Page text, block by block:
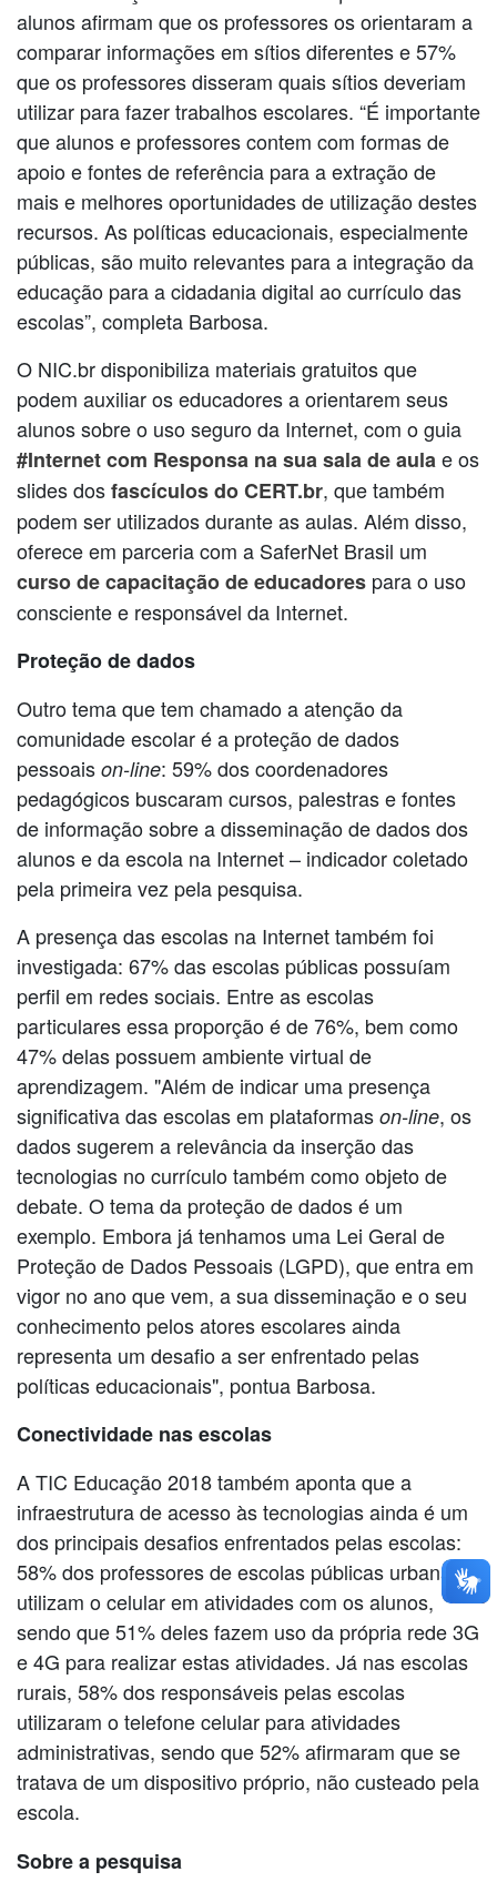
alunos afirmam que os professores os orientaram a
comparar informações em sítios diferentes e 57%
que os professores disseram quais sítios deveriam
utilizar para fazer trabalhos escolares. “É importante
que alunos e professores contem com formas de
apoio e fontes de referência para a extração de
mais e melhores oportunidades de utilização destes
recursos. As políticas educacionais, especialmente
públicas, são muito relevantes para a integração da
educação para a cidadania digital ao currículo das
escolas”, completa Barbosa.
O NIC.br disponibiliza materiais gratuitos que
podem auxiliar os educadores a orientarem seus
alunos sobre o uso seguro da Internet, com o guia
#Internet com Responsa na sua sala de aulae os
slides dosfascículos do CERT.br, que também
podem ser utilizados durante as aulas. Além disso,
oferece em parceria com a SaferNet Brasil um
curso de capacitação de educadores para o uso
consciente e responsável da Internet.
Proteção de dados
Outro tema que tem chamado a atenção da
comunidade escolar é a proteção de dados
pessoais on-line: 59% dos coordenadores
pedagógicos buscaram cursos, palestras e fontes
de informação sobre a disseminação de dados dos
alunos e da escola na Internet – indicador coletado
pela primeira vez pela pesquisa.
A presença das escolas na Internet também foi
investigada: 67% das escolas públicas possuíam
perfil em redes sociais. Entre as escolas
particulares essa proporção é de 76%, bem como
47% delas possuem ambiente virtual de
aprendizagem. "Além de indicar uma presença
significativa das escolas em plataformas on-line, os
dados sugerem a relevância da inserção das
tecnologias no currículo também como objeto de
debate. O tema da proteção de dados é um
exemplo. Embora já tenhamos uma Lei Geral de
Proteção de Dados Pessoais (LGPD), que entra em
vigor no ano que vem, a sua disseminação e o seu
conhecimento pelos atores escolares ainda
representa um desafio a ser enfrentado pelas
políticas educacionais", pontua Barbosa.
Conectividade nas escolas
A TIC Educação 2018 também aponta que a
infraestrutura de acesso às tecnologias ainda é um
dos principais desafios enfrentados pelas escolas:
58% dos professores de escolas públicas urbanas
utilizam o celular em atividades com os alunos,
sendo que 51% deles fazem uso da própria rede 3G
e 4G para realizar estas atividades. Já nas escolas
rurais, 58% dos responsáveis pelas escolas
utilizaram o telefone celular para atividades
administrativas, sendo que 52% afirmaram que se
tratava de um dispositivo próprio, não custeado pela
escola.
Sobre a pesquisa